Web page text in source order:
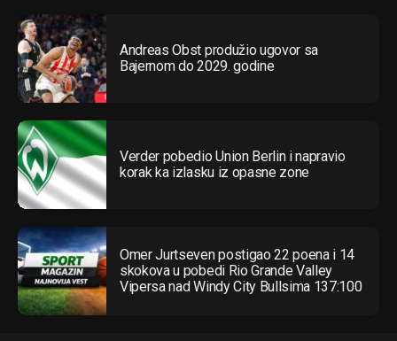
Andreas Obst produžio ugovor sa
Bajernom do 2029. godine
Verder pobedio Union Berlin i napravio
korak ka izlasku iz opasne zone
Omer Jurtseven postigao 22 poena i 14
skokova u pobedi Rio Grande Valley
Vipersa nad Windy City Bullsima 137:100